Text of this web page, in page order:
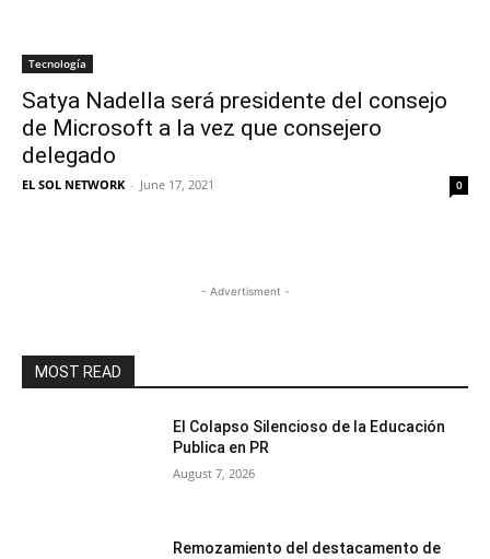
Tecnología
Satya Nadella será presidente del consejo
de Microsoft a la vez que consejero
delegado
EL SOL NETWORK - June 17, 2021 0
- Advertisment -
MOST READ
El Colapso Silencioso de la Educación
Publica en PR
August 7, 2026
Remozamiento del destacamento de